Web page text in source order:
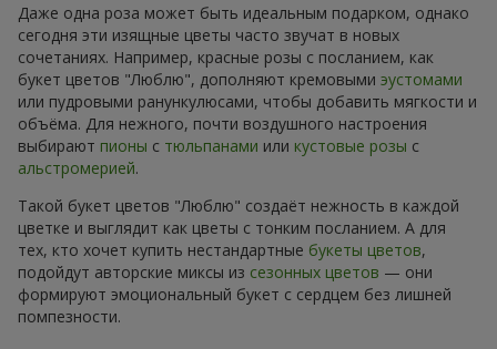
Даже одна роза может быть идеальным подарком, однако
сегодня эти изящные цветы часто звучат в новых
сочетаниях. Например, красные розы с посланием, как
букет цветов "Люблю", дополняют кремовыми эустомами
или пудровыми ранункулюсами, чтобы добавить мягкости и
объёма. Для нежного, почти воздушного настроения
выбирают пионы с тюльпанами или кустовые розы с
альстромерией.
Такой букет цветов "Люблю" создаёт нежность в каждой
цветке и выглядит как цветы с тонким посланием. А для
тех, кто хочет купить нестандартные букеты цветов,
подойдут авторские миксы из сезонных цветов — они
формируют эмоциональный букет с сердцем без лишней
помпезности.